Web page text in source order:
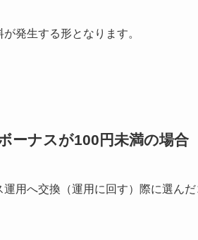
発生する形となります。
ーナスが100円未満の場合
用へ交換（運用に回す）際に選ん